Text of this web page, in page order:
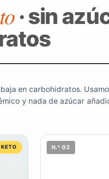
· sin
en carbohidratos.
y nada de azúcar
KETO N.º 02